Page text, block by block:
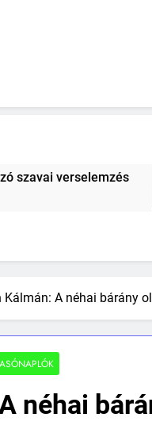
4
Kálmán: A néhai bárány
néhai